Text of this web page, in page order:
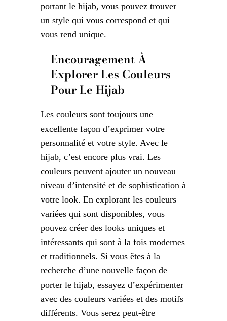
portant le hijab, vous pouvez trouver
un style qui vous correspond et qui
vous rend unique.
Encouragement À
Explorer Les Couleurs
Pour Le Hijab
Les couleurs sont toujours une
excellente façon d’exprimer votre
personnalité et votre style. Avec le
hijab, c’est encore plus vrai. Les
couleurs peuvent ajouter un nouveau
niveau d’intensité et de sophistication à
votre look. En explorant les couleurs
variées qui sont disponibles, vous
pouvez créer des looks uniques et
intéressants qui sont à la fois modernes
et traditionnels. Si vous êtes à la
recherche d’une nouvelle façon de
porter le hijab, essayez d’expérimenter
avec des couleurs variées et des motifs
différents. Vous serez peut-être